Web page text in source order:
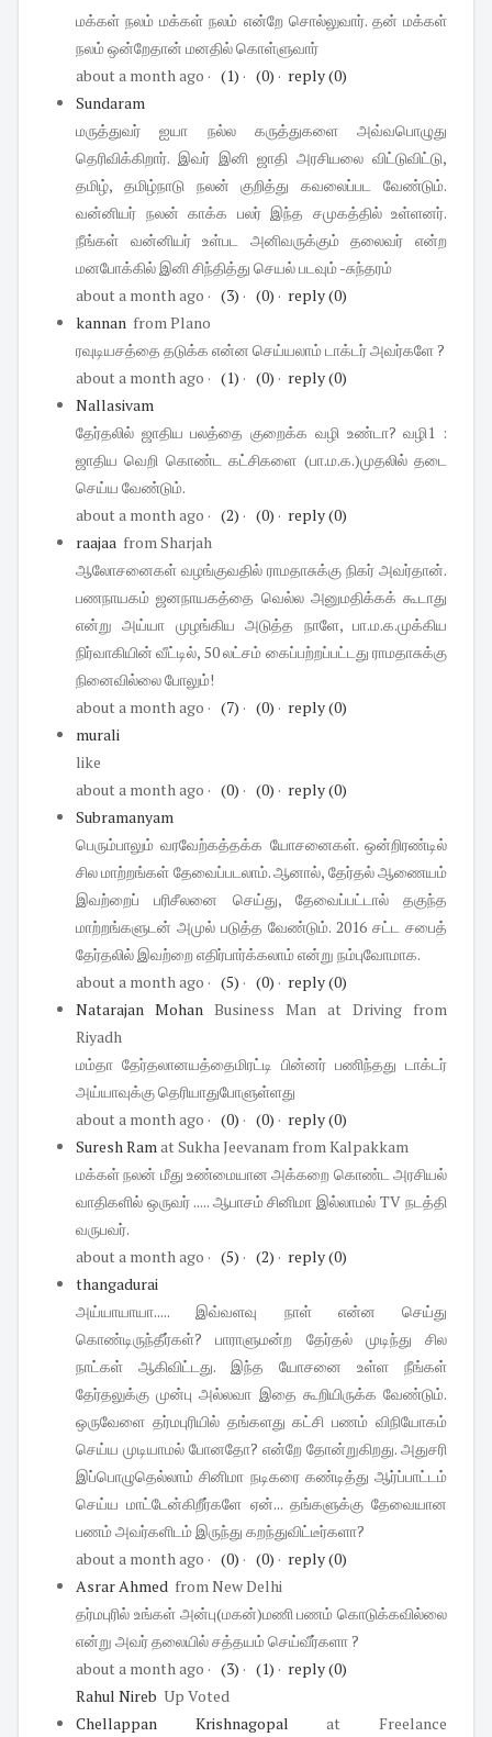
மக்கள் நலம் மக்கள் நலம் என்றே சொல்லுவார். தன் மக்கள்
நலம் ஒன்றேதான் மனதில் கொள்ளுவார்
about a month ago · (1) · (0) · reply(0)
Sundaram
மருத்துவர் ஐயா நல்ல கருத்துகளை அவ்வபொழுது
தெரிவிக்கிறார். இவர் இனி ஜாதி அரசியலை விட்டுவிட்டு,
தமிழ், தமிழ்நாடு நலன் குறித்து கவலைப்பட வேண்டும்.
வன்னியர் நலன் காக்க பலர் இந்த சமுகத்தில் உள்ளனர்.
நீங்கள் வன்னியர் உள்பட அனிவருக்கும் தலைவர் என்ற
மனபோக்கில் இனி சிந்தித்து செயல் படவும் -சுந்தரம்
about a month ago · (3) · (0) · reply(0)
kannan from Plano
ரவுடியசத்தை தடுக்க என்ன செய்யலாம் டாக்டர் அவர்களே ?
about a month ago · (1) · (0) · reply(0)
Nallasivam
தேர்தலில் ஜாதிய பலத்தை குறைக்க வழி உண்டா? வழி1 :
ஜாதிய வெறி கொண்ட கட்சிகளை (பா.ம.க.)முதலில் தடை
செய்ய வேண்டும்.
about a month ago · (2) · (0) · reply(0)
raajaa from Sharjah
ஆலோசனைகள் வழங்குவதில் ராமதாசுக்கு நிகர் அவர்தான்.
பணநாயகம் ஜனநாயகத்தை வெல்ல அனுமதிக்கக் கூடாது
என்று அய்யா முழங்கிய அடுத்த நாளே, பா.ம.க.முக்கிய
நிர்வாகியின் வீட்டில், 50 லட்சம் கைப்பற்றப்பட்டது ராமதாசுக்கு
நினைவில்லை போலும்!
about a month ago · (7) · (0) · reply(0)
murali
like
about a month ago · (0) · (0) · reply(0)
Subramanyam
பெரும்பாலும் வரவேற்கத்தக்க யோசனைகள். ஒன்றிரண்டில்
சில மாற்றங்கள் தேவைப்படலாம். ஆனால், தேர்தல் ஆணையம்
இவற்றைப் பரிசீலனை செய்து, தேவைப்பட்டால் தகுந்த
மாற்றங்களுடன் அமுல் படுத்த வேண்டும். 2016 சட்ட சபைத்
தேர்தலில் இவற்றை எதிர்பார்க்கலாம் என்று நம்புவோமாக.
about a month ago · (5) · (0) · reply(0)
Natarajan Mohan Business Man at Driving from
Riyadh
மம்தா தேர்தலானயத்தைமிரட்டி பின்னர் பணிந்தது டாக்டர்
அய்யாவுக்கு தெரியாதுபோளுள்ளது
about a month ago · (0) · (0) · reply(0)
Suresh Ramat Sukha Jeevanam from Kalpakkam
மக்கள் நலன் மீது உண்மையான அக்கறை கொண்ட அரசியல்
வாதிகளில் ஒருவர் ..... ஆபாசம் சினிமா இல்லாமல் TV நடத்தி
வருபவர்.
about a month ago · (5) · (2) · reply(0)
thangadurai
அய்யாயாயா..... இவ்வளவு நாள் என்ன செய்து
கொண்டிருந்தீர்கள்? பாராளுமன்ற தேர்தல் முடிந்து சில
நாட்கள் ஆகிவிட்டது. இந்த யோசனை உள்ள நீங்கள்
தேர்தலுக்கு முன்பு அல்லவா இதை கூறியிருக்க வேண்டும்.
ஒருவேளை தர்மபுரியில் தங்களது கட்சி பணம் விநியோகம்
செய்ய முடியாமல் போனதோ? என்றே தோன்றுகிறது. அதுசரி
இப்பொழுதெல்லாம் சினிமா நடிகரை கண்டித்து ஆர்ப்பாட்டம்
செய்ய மாட்டேன்கிறீர்களே ஏன்... தங்களுக்கு தேவையான
பணம் அவர்களிடம் இருந்து கறந்துவிட்டீர்களா?
about a month ago · (0) · (0) · reply(0)
Asrar Ahmed from New Delhi
தர்மபுரில் உங்கள் அன்பு(மகன்)மணி பணம் கொடுக்கவில்லை
என்று அவர் தலையில் சத்தயம் செய்வீர்களா ?
about a month ago · (3) · (1) · reply(0)
Rahul Nireb Up Voted
Chellappan Krishnagopal
at Freelance